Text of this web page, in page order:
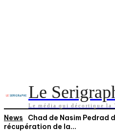
Le
Le média qui décortique la
News
Chad de Nasim Pedrad
récupération de la...